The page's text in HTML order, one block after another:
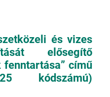
és vizes
elősegítő
fenntartása” című
25 kódszámú)